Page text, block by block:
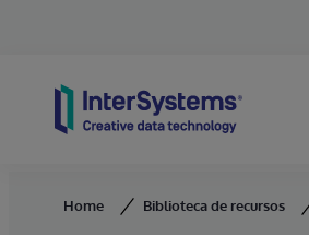
Home Biblioteca de recursos